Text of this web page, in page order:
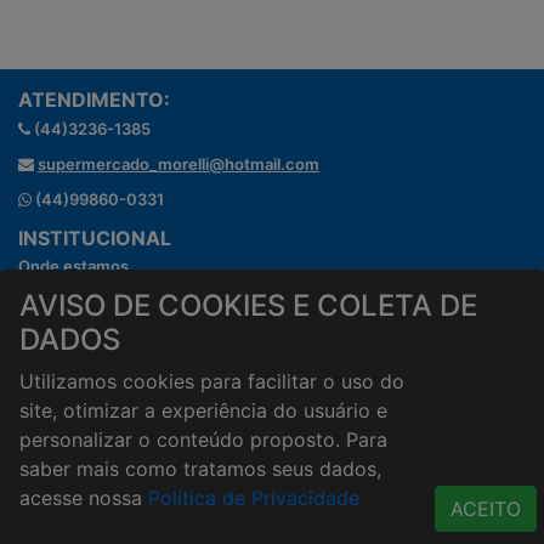
AVISO DE COOKIES E COLETA DE
DADOS
Utilizamos cookies para facilitar o uso do
site, otimizar a experiência do usuário e
personalizar o conteúdo proposto. Para
saber mais como tratamos seus dados,
acesse nossa Política de Privacidade ACEITO
ATENDIMENTO:
(44)3236-1385
supermercado_morelli@hotmail.com
(44)99860-0331
INSTITUCIONAL
Onde estamos
Horários de atendimento
HORÁRIOS E ENTREGA
Horários de Entrega
Taxa de entrega
Cidades Atendidas
ACESSO RÁPIDO